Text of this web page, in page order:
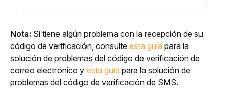
Nota: Si tiene algún problema con la recepción de su
código de verificación, consulte esta guía para la
solución de problemas del código de verificación de
correo electrónico y esta guía para la solución de
problemas del código de verificación de SMS.